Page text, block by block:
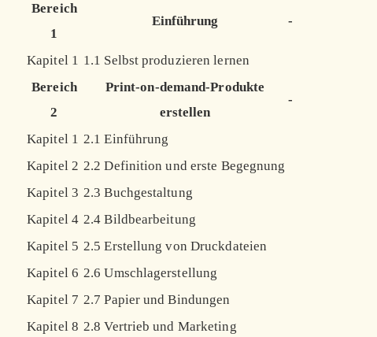
Bereich
1
Einführung -
Kapitel 1 1.1 Selbst produzieren lernen
Bereich
2
Print-on-demand-Produkte
erstellen
-
Kapitel 1 2.1 Einführung
Kapitel 2 2.2 Definition und erste Begegnung
Kapitel 3 2.3 Buchgestaltung
Kapitel 4 2.4 Bildbearbeitung
Kapitel 5 2.5 Erstellung von Druckdateien
Kapitel 6 2.6 Umschlagerstellung
Kapitel 7 2.7 Papier und Bindungen
Kapitel 8 2.8 Vertrieb und Marketing